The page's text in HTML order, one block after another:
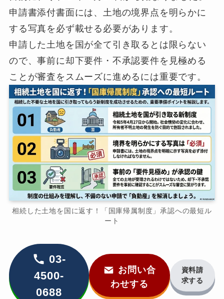
申請書添付書面には、土地の境界点を明らかに
する写真を必ず載せる必要があります。
申請した土地を国が全て引き取るとは限らない
ので、事前に却下要件・不承認要件を見極める
ことが審査をスムーズに進めるには重要です。
相続した土地を国に返す！「国庫帰属制度」承認への最短ル
ート
03-
4500-
0688
お問い合
わせする
資料請
求する